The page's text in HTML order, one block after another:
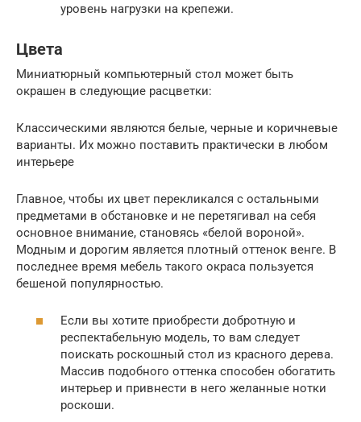
уровень нагрузки на крепежи.
Цвета
Миниатюрный компьютерный стол может быть
окрашен в следующие расцветки:
Классическими являются белые, черные и коричневые
варианты. Их можно поставить практически в любом
интерьере
Главное, чтобы их цвет перекликался с остальными
предметами в обстановке и не перетягивал на себя
основное внимание, становясь «белой вороной».
Модным и дорогим является плотный оттенок венге. В
последнее время мебель такого окраса пользуется
бешеной популярностью.
Если вы хотите приобрести добротную и
респектабельную модель, то вам следует
поискать роскошный стол из красного дерева.
Массив подобного оттенка способен обогатить
интерьер и привнести в него желанные нотки
роскоши.